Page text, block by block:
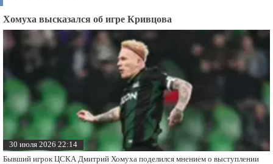
Хомуха высказался об игре Кривцова
30 июля 2026 22:14
Бывший игрок ЦСКА Дмитрий Хомуха поделился мнением о выступлении